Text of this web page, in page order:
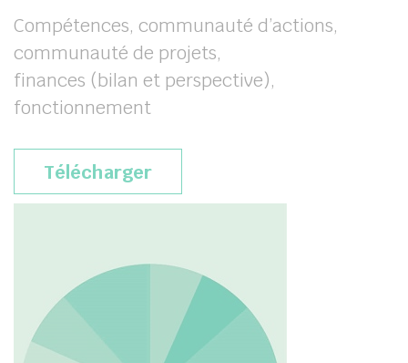
Compétences, communauté d’actions,
communauté de projets,
finances (bilan et perspective),
fonctionnement
Télécharger